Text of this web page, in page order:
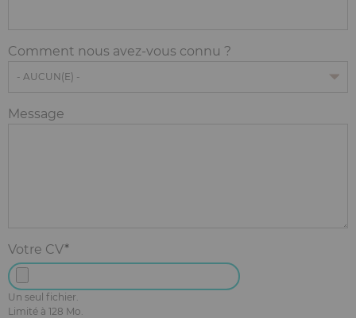
Comment nous avez-vous connu ?
Message
Votre CV
Un seul fichier.
Limité à 128 Mo.